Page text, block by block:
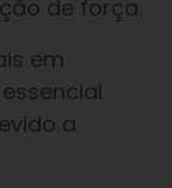
de força.
em
a